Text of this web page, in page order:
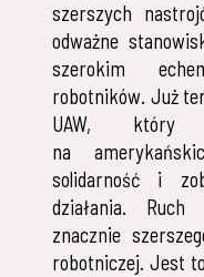
szerszych
odważne
szerokim
robotników. Już
UAW, który
na
solidarność i
działania. Ruch
znacznie
robotniczej. Jest